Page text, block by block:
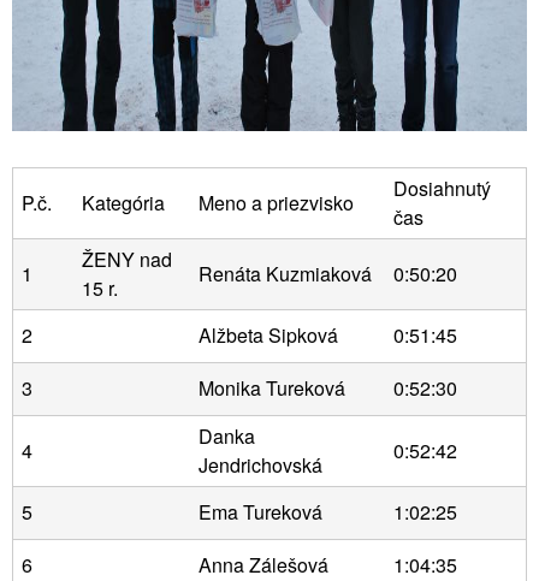
P.č. Kategória Meno a priezvisko
Dosiahnutý
čas
1
ŽENY nad
15 r.
Renáta Kuzmiaková 0:50:20
2 Alžbeta Sipková
0:51:45
3
Monika Tureková 0:52:30
4
Danka
Jendrichovská
0:52:42
5 Ema Tureková
1:02:25
6
Anna Zálešová
1:04:35